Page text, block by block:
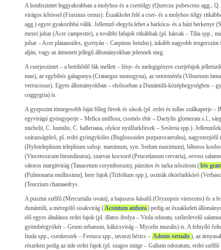
A lombszintet leggyakrabban a molyhos és a csertölgy (Quercus pubescens agg.,
virágos kőrissel (Fraxinus ornus). Északkelet felé a cser- és a molyhos tölgy
agg.) egyre gyakoribbá válik. Jellemző elegyfa lehet a barkóca- és a házi berkenye
mezei juhar (Acer campestre), a további fafajok ritkábbak (pl. hársak – Tilia spp.,
juhar – Acer platanoides, gyertyán – Carpinus betulus), inkább nagyobb
alján, vagy az átmeneti jellegű állományokban jelennek meg.
A cserjeszintet – a betöltődő fák mellett – fény- és melegigényes cserjefajok
mas), az egybibés galagonya (Crataegus monogyna), az ostorménfa (Viburnum
verrucosus). Egyes állományokban – elsősorban a Dunántúli-középhegységben –
coggygria) is.
A gyepszint tömegesebb fajai főleg füvek és sások (pl. erdei és tollas szálkaperje
egyvirágú gyöngyperje – Melica uniflora, csomós ebír – Dactylis glomerata s.l.,
michelii, C. humilis, C. halleriana, olykor nyúlfarkfüvek – Sesleria spp.).
szárazságtűrő, pl. erdei gyöngyköles (Buglossoides purpurocaerulea), nagyezerjófű
(Hylotelephium telephium subsp. maximum, syn. Sedum maximum), bíboros
(Vincetoxicum hirundinaria), szarvas kocsord (Peucedanum cervaria), orvosi
sátoros margitvirág (Tanacetum corymbosum), pázsitos és tarka nőszirom (Iris
(Pulmonaria mollissima), here fajok (Trifolium spp.), osztrák ökörfarkkóró
(Teucrium chamaedrys.
A pusztai szélfű (Mercurialis ovata), a bajuszos kásafű (Oryzopsis virescens) és a
dunántúli, a méregölő sisakvirág (Aconitum anthora) pedig az északkeleti
elő egyes általános erdei fajok (pl. illatos ibolya – Viola odorata, széleslevelű
gyömbérgyökér – Geum urbanum, kákicsvirág – Mycelis muralis) is. A felnyíló
Inula spp., csenkeszek – Festuca spp., tavaszi hérics – Adonis vernalis), az
részeken pedig az üde erdei fajok (pl. szagos müge – Galium odoratum, erdei